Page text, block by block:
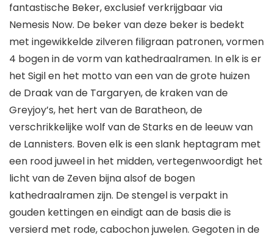
fantastische Beker, exclusief verkrijgbaar via
Nemesis Now. De beker van deze beker is bedekt
met ingewikkelde zilveren filigraan patronen, vormen
4 bogen in de vorm van kathedraalramen. In elk is er
het Sigil en het motto van een van de grote huizen
de Draak van de Targaryen, de kraken van de
Greyjoy’s, het hert van de Baratheon, de
verschrikkelijke wolf van de Starks en de leeuw van
de Lannisters. Boven elk is een slank heptagram met
een rood juweel in het midden, vertegenwoordigt het
licht van de Zeven bijna alsof de bogen
kathedraalramen zijn. De stengel is verpakt in
gouden kettingen en eindigt aan de basis die is
versierd met rode, cabochon juwelen. Gegoten in de